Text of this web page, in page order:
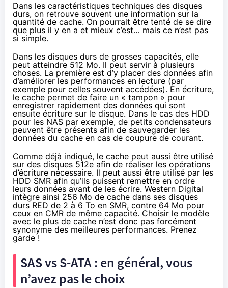
Dans les caractéristiques techniques des disques
durs, on retrouve souvent une information sur la
quantité de cache. On pourrait être tenté de se dire
que plus il y en a et mieux c’est… mais ce n’est pas
si simple.
Dans les disques durs de grosses capacités, elle
peut atteindre 512 Mo. Il peut servir à plusieurs
choses. La première est d’y placer des données afin
d’améliorer les performances en lecture (par
exemple pour celles souvent accédées). En écriture,
le cache permet de faire un « tampon » pour
enregistrer rapidement des données qui sont
ensuite écriture sur le disque. Dans le cas des HDD
pour les NAS par exemple, de petits condensateurs
peuvent être présents afin de sauvegarder les
données du cache en cas de coupure de courant.
Comme déjà indiqué, le cache peut aussi être utilisé
sur des disques 512e afin de réaliser les opérations
d’écriture nécessaire. Il peut aussi être utilisé par les
HDD SMR afin qu’ils puissent remettre en ordre
leurs données avant de les écrire. Western Digital
intègre ainsi 256 Mo de cache dans ses disques
durs RED de 2 à 6 To en SMR, contre 64 Mo pour
ceux en CMR de même capacité. Choisir le modèle
avec le plus de cache n’est donc pas forcément
synonyme des meilleures performances. Prenez
garde !
SAS vs S-ATA : en général, vous
n’avez pas le choix